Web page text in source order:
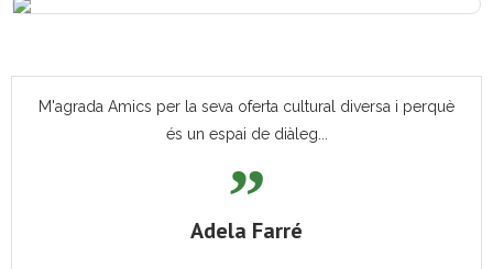
M'agrada Amics per la seva oferta cultural diversa i perquè
és un espai de diàleg...
Adela Farré